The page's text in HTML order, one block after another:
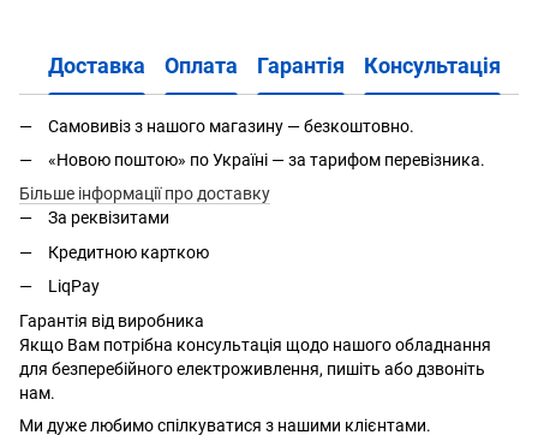
Доставка Оплата Гарантія Консультація
Самовивіз з нашого магазину — безкоштовно.
«Новою поштою» по Україні — за тарифом перевізника.
Більше інформації про доставку
За реквізитами
Кредитною карткою
LiqPay
Гарантія від виробника
Якщо Вам потрібна консультація щодо нашого обладнання
для безперебійного електроживлення, пишіть або дзвоніть
нам.
Ми дуже любимо спілкуватися з нашими клієнтами.